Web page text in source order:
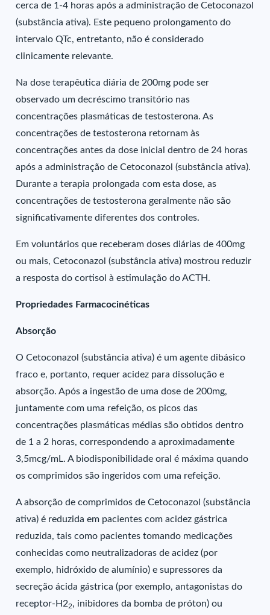
cerca de 1-4 horas após a administração de Cetoconazol
(substância ativa). Este pequeno prolongamento do
intervalo QTc, entretanto, não é considerado
clinicamente relevante.
Na dose terapêutica diária de 200mg pode ser
observado um decréscimo transitório nas
concentrações plasmáticas de testosterona. As
concentrações de testosterona retornam às
concentrações antes da dose inicial dentro de 24 horas
após a administração de Cetoconazol (substância ativa).
Durante a terapia prolongada com esta dose, as
concentrações de testosterona geralmente não são
significativamente diferentes dos controles.
Em voluntários que receberam doses diárias de 400mg
ou mais, Cetoconazol (substância ativa) mostrou reduzir
a resposta do cortisol à estimulação do ACTH.
Propriedades Farmacocinéticas
Absorção
O Cetoconazol (substância ativa) é um agente dibásico
fraco e, portanto, requer acidez para dissolução e
absorção. Após a ingestão de uma dose de 200mg,
juntamente com uma refeição, os picos das
concentrações plasmáticas médias são obtidos dentro
de 1 a 2 horas, correspondendo a aproximadamente
3,5mcg/mL. A biodisponibilidade oral é máxima quando
os comprimidos são ingeridos com uma refeição.
A absorção de comprimidos de Cetoconazol (substância
ativa) é reduzida em pacientes com acidez gástrica
reduzida, tais como pacientes tomando medicações
conhecidas como neutralizadoras de acidez (por
exemplo, hidróxido de alumínio) e supressores da
secreção ácida gástrica (por exemplo, antagonistas do
receptor-H22, inibidores da bomba de próton) ou